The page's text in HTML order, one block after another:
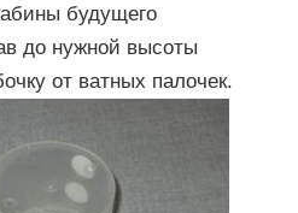
будущего
до нужной высоты
от ватных палочек.